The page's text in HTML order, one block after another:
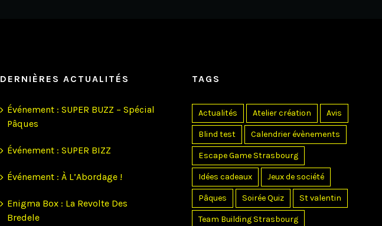
DERNIÈRES ACTUALITÉS
Événement : SUPER BUZZ – Spécial
Pâques
Événement : SUPER BIZZ
Événement : À L’Abordage !
Enigma Box : La Revolte Des
Bredele
TAGS
Actualités Atelier création Avis
Blind test Calendrier évènements
Escape Game Strasbourg
Idées cadeaux Jeux de société
Pâques Soirée Quiz St valentin
Team Building Strasbourg